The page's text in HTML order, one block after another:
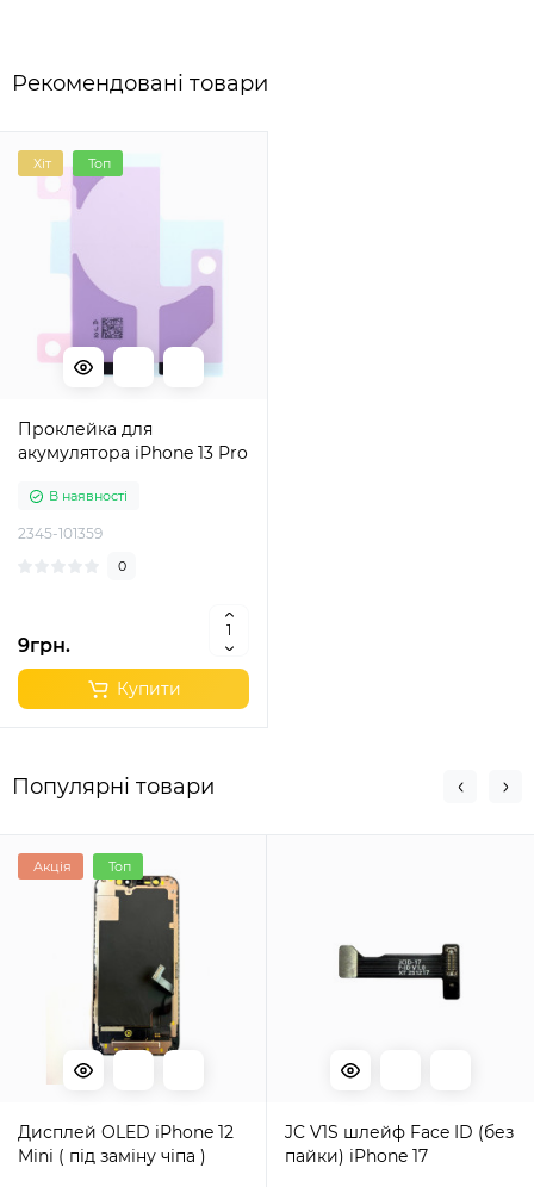
Рекомендовані товари
Хіт Топ
Проклейка для
акумулятора iPhone 13 Pro
В наявності
2345-101359
0
9грн.
Купити
Популярні товари
Акція Топ
Дисплей OLED iPhone 12
Mini ( під заміну чіпа )
JC V1S шлейф Face ID (без
пайки) iPhone 17